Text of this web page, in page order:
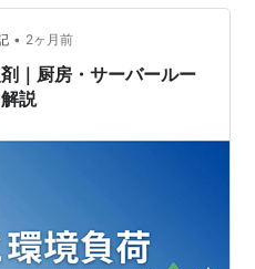
なくとも環境に対する配慮
• 2ヶ月前
｜厨房・サーバールー
説